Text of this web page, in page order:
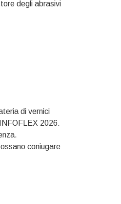
degli abrasivi
di vernici
2026.
coniugare